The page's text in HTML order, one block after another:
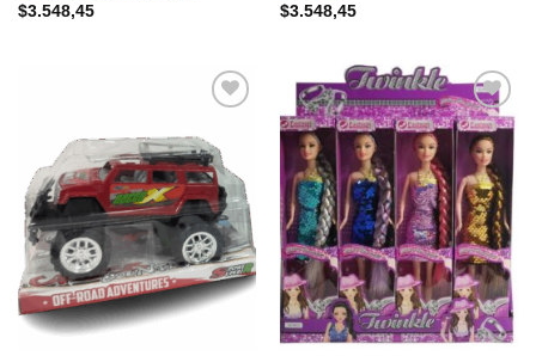
$3.548,45
$3.548,45
Añadir a
favoritos
Añadir a
favoritos